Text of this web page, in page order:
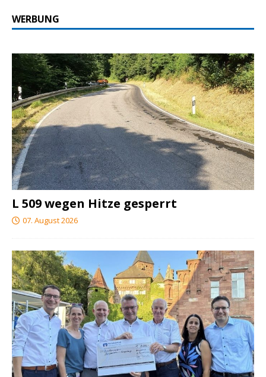
WERBUNG
L 509 wegen Hitze gesperrt
07. August 2026